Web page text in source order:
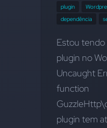
plugin
dependência
Estou
plugin no
Uncaught
function
plugin tem